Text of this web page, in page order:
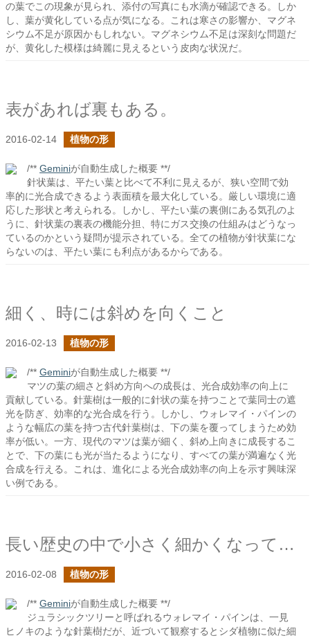
の葉でこの現象が見られ、添付の写真にも水滴が確認できる。しか
し、葉が黄化している点が気になる。これは寒さの影響か、マグネ
シウム不足が原因かもしれない。マグネシウム不足は深刻な問題だ
が、黄化した模様は綺麗に見えるという皮肉な状況だ。
表があれば裏もある。
2016-02-14 植物の形
/** Geminiが自動生成した概要 **/
針状葉は、平たい葉と比べて不利に見えるが、狭い空間で効
率的に光合成できるよう表面積を最大化している。厳しい環境に適
応した形状と考えられる。しかし、平たい葉の裏側にある気孔のよ
うに、針状葉の裏表の機能分担、特にガス交換の仕組みはどうなっ
ているのかという疑問が提示されている。全ての植物が針状葉にな
らないのは、平たい葉にも利点があるからである。
細く、時には斜めを向くこと
2016-02-13 植物の形
/** Geminiが自動生成した概要 **/
マツの葉の細さと斜め方向への成長は、光合成効率の向上に
貢献している。針葉樹は一般的に針状の葉を持つことで葉同士の遮
光を防ぎ、効率的な光合成を行う。しかし、ウォレマイ・パインの
ような幅広の葉を持つ古代針葉樹は、下の葉を覆ってしまうため効
率が低い。一方、現代のマツは葉が細く、斜め上向きに成長するこ
とで、下の葉にも光が当たるようになり、すべての葉が満遍なく光
合成を行える。これは、進化による光合成効率の向上を示す興味深
い例である。
長い歴史の中で小さく細かくなっていった
2016-02-08 植物の形
/** Geminiが自動生成した概要 **/
ジュラシックツリーと呼ばれるウォレマイ・パインは、一見
ヒノキのような針葉樹だが、近づいて観察するとシダ植物に似た細